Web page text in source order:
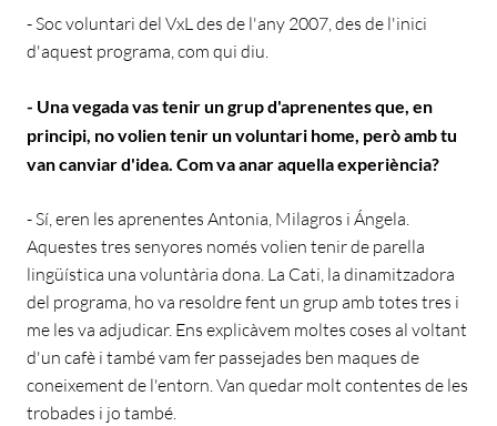
- Soc voluntari del VxL des de l'any 2007, des de l'inici
d'aquest programa, com qui diu.
- Una vegada vas tenir un grup d'aprenentes que, en
principi, no volien tenir un voluntari home, però amb tu
van canviar d'idea. Com va anar aquella experiència?
- Sí, eren les aprenentes Antonia, Milagros i Ángela.
Aquestes tres senyores només volien tenir de parella
lingüística una voluntària dona. La Cati, la dinamitzadora
del programa, ho va resoldre fent un grup amb totes tres i
me les va adjudicar. Ens explicàvem moltes coses al voltant
d'un cafè i també vam fer passejades ben maques de
coneixement de l'entorn. Van quedar molt contentes de les
trobades i jo també.